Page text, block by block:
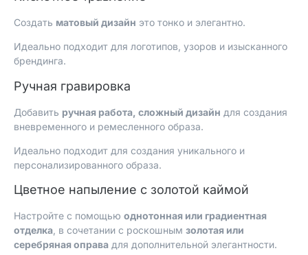
Создать матовый дизайн это тонко и элегантно.
Идеально подходит для логотипов, узоров и изысканного
брендинга.
Ручная гравировка
Добавить ручная работа, сложный дизайн для создания
вневременного и ремесленного образа.
Идеально подходит для создания уникального и
персонализированного образа.
Цветное напыление с золотой каймой
Настройте с помощью однотонная или градиентная
отделка, в сочетании с роскошным золотая или
серебряная оправа для дополнительной элегантности.